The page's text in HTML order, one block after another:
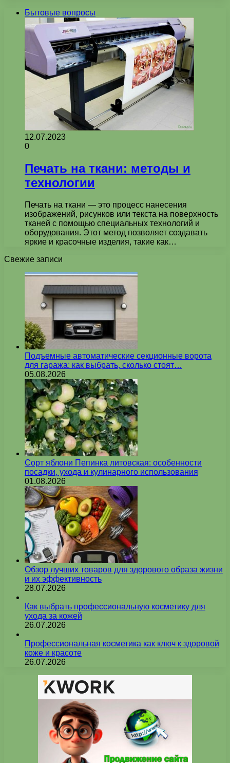
Бытовые вопросы
12.07.2023
0
Печать на ткани: методы и
технологии
Печать на ткани — это процесс нанесения
изображений, рисунков или текста на поверхность
тканей с помощью специальных технологий и
оборудования. Этот метод позволяет создавать
яркие и красочные изделия, такие как…
Свежие записи
Подъемные автоматические секционные ворота
для гаража: как выбрать, сколько стоят…
05.08.2026
Сорт яблони Пепинка литовская: особенности
посадки, ухода и кулинарного использования
01.08.2026
Обзор лучших товаров для здорового образа жизни
и их эффективность
28.07.2026
Как выбрать профессиональную косметику для
ухода за кожей
26.07.2026
Профессиональная косметика как ключ к здоровой
коже и красоте
26.07.2026